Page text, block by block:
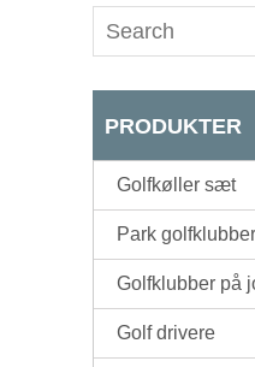
PRODUKTER
Golfkøller sæt
Park golfklubber
Golfklubber på
Golf drivere